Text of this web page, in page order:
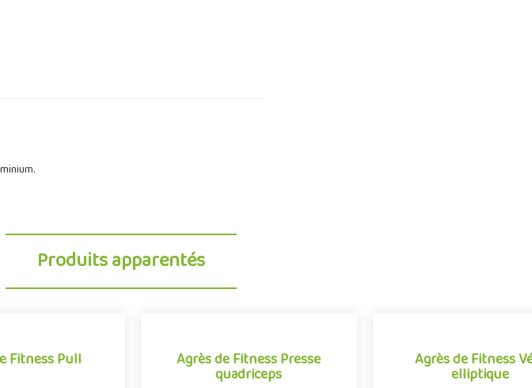
Produits apparentés
Fitness Pull Agrès de Fitness Presse
quadriceps
Agrès de Fitness
elliptique